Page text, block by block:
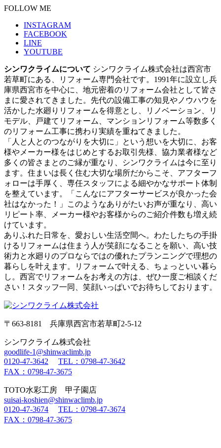
FOLLOW ME
INSTAGRAM
FACEBOOK
LINE
YOUTUBE
シンワクライムについて シンワクライム株式会社は西宮市
若草町にある、リフォーム専門会社です。1991年に設立し兵
庫県西宮市を中心に、地元密着のリフォーム会社として皆さ
まに愛されてきました。先代の設備工事の知見やノウハウを
活かした水廻りリフォームを得意とし、リノベーション、リ
モデル、戸建てリフォーム、マンションリフォーム等数多く
のリフォーム工事に携わり実績を重ねてきました。
「人と人とのつながりを大切に」という想いを大切に、お客
様やメーカー様をはじめとするお取引先様、協力業者様など
多くの皆さまとのご縁が重なり、シンワクライムは今に至り
ます。住まいは長く住む大切な場所だからこそ、アフターフ
ォローは手厚く、専任スタッフによる細やかなサポート体制
を整えています。「こんなにアフターサービスが良かった会
社はなかった！」このようなありがたいお声が重なり、高い
リピート率、メーカー様やお客様からのご紹介件数も増え続
けています。
ありふれた日常を、愛おしい生活空間へ。わたしたちの手掛
けるリフォームは住まう人が笑顔になることを願い、高い技
術力と水廻りのプロならではの優れたプランニングで理想の
暮らしを叶えます。リフォームで叶える、ちょっといい暮ら
し。西宮でリフォームをお考えの方は、ぜひ一度ご相談くだ
さい！スタッフ一同、笑顔いっぱいでお待ちしております。
〒663-8181 兵庫県西宮市若草町2-5-12
シンワクライム株式会社
goodlife-1@shinwaclimb.jp
0120-47-3642
TEL：0798-47-3642
FAX：0798-47-3675
TOTO水彩工房 甲子園店
suisai-koshien@shinwaclimb.jp
0120-47-3674
TEL：0798-47-3674
FAX：0798-47-3675